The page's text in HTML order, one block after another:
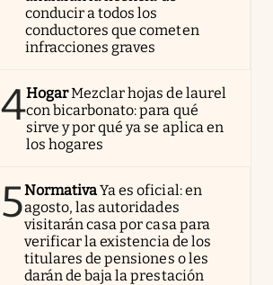
conducir a todos los
conductores que cometen
infracciones graves
4HogarMezclar hojas de laurel
con bicarbonato: para qué
sirve y por qué ya se aplica en
los hogares
5NormativaYa es oficial: en
agosto, las autoridades
visitarán casa por casa para
verificar la existencia de los
titulares de pensiones o les
darán de baja la prestación